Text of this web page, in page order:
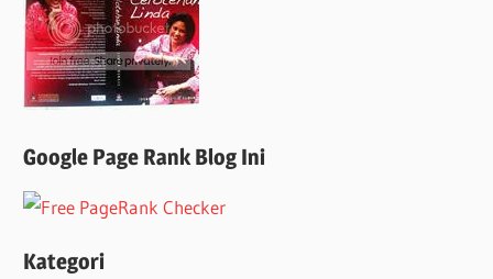
Google Page Rank Blog Ini
Kategori